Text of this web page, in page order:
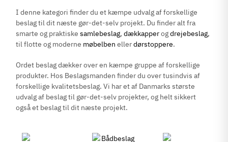
I denne kategori finder du et kæmpe udvalg af forskellige
beslag til dit næste gør-det-selv projekt. Du finder alt fra
smarte og praktiskesamlebeslag,dækkapperogdrejebeslag,
til flotte og moderne møbelben ellerdørstoppere.
Ordet beslag dækker over en kæmpe gruppe af forskellige
produkter. Hos Beslagsmanden finder du over tusindvis af
forskellige kvalitetsbeslag. Vi har et af Danmarks største
udvalg af beslag til gør-det-selv projekter, og helt sikkert
også et beslag til dit næste projekt.